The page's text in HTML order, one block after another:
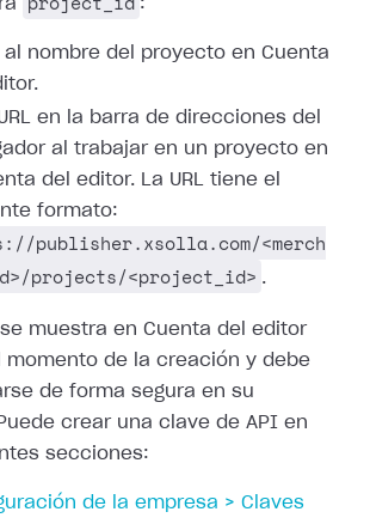
:
nombre del proyecto en Cuenta
en la barra de direcciones del
al trabajar en un proyecto en
del editor. La URL tiene el
formato:
publisher.xsolla.com/<merch
projects/<project_id> .
se muestra en Cuenta del editor
momento de la creación y debe
de forma segura en su
crear una clave de API en
secciones:
de la empresa > Claves